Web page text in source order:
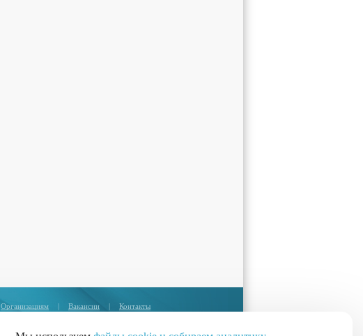
Организациям | Вакансии | Контакты